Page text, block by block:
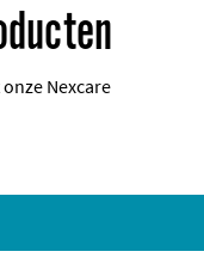
Nexcare